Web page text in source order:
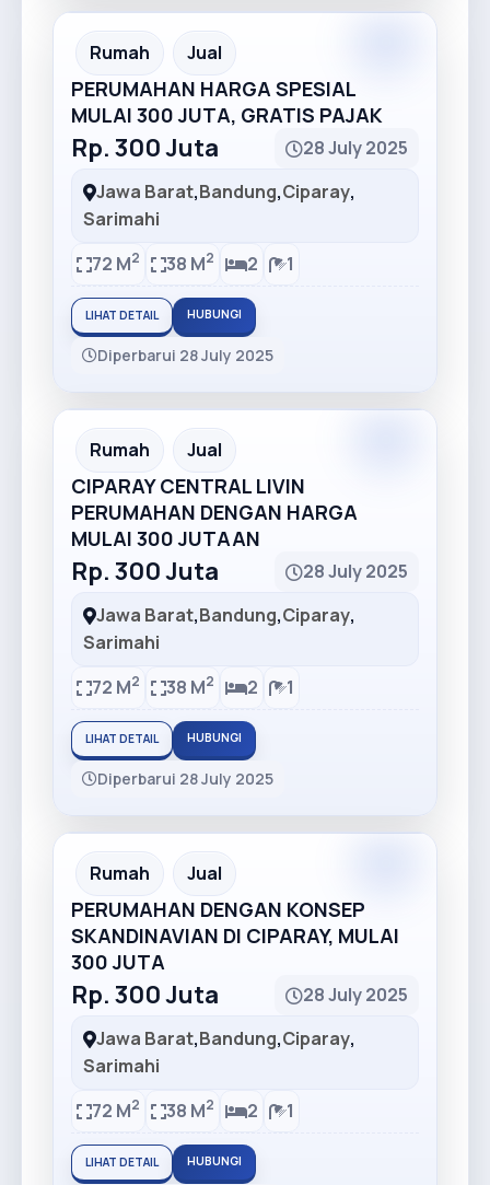
Recommended
Rumah Jual
PERUMAHAN HARGA SPESIAL
MULAI 300 JUTA, GRATIS PAJAK
Rp. 300 Juta
28 July 2025
Jawa Barat,Bandung,Ciparay,
Sarimahi
72 M2 38 M2 2 1
LIHAT DETAIL HUBUNGI
Diperbarui 28 July 2025
Recommended
Rumah Jual
CIPARAY CENTRAL LIVIN
PERUMAHAN DENGAN HARGA
MULAI 300 JUTAAN
Rp. 300 Juta
28 July 2025
Jawa Barat,Bandung,Ciparay,
Sarimahi
72 M2 38 M2 2 1
LIHAT DETAIL HUBUNGI
Diperbarui 28 July 2025
Recommended
Rumah Jual
PERUMAHAN DENGAN KONSEP
SKANDINAVIAN DI CIPARAY, MULAI
300 JUTA
Rp. 300 Juta
28 July 2025
Jawa Barat,Bandung,Ciparay,
Sarimahi
72 M2 38 M2 2 1
LIHAT DETAIL HUBUNGI